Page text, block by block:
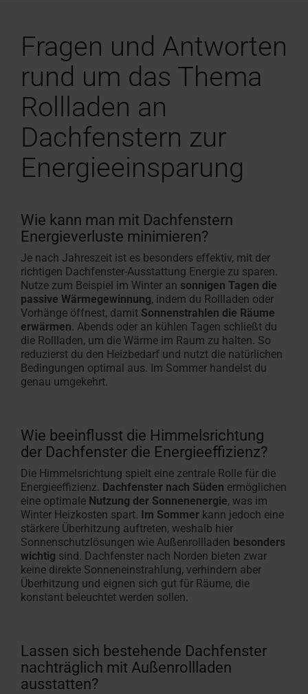
Fragen und Antworten
rund um das Thema
Rollladen an
Dachfenstern zur
Energieeinsparung
Wie kann man mit Dachfenstern
Energieverluste minimieren?
Je nach Jahreszeit ist es besonders effektiv, mit der
richtigen Dachfenster-Ausstattung Energie zu sparen.
Nutze zum Beispiel im Winter an sonnigen Tagen die
passive Wärmegewinnung, indem du Rollladen oder
Vorhänge öffnest, damit Sonnenstrahlen die Räume
erwärmen. Abends oder an kühlen Tagen schließt du
die Rollladen, um die Wärme im Raum zu halten. So
reduzierst du den Heizbedarf und nutzt die natürlichen
Bedingungen optimal aus. Im Sommer handelst du
genau umgekehrt.
Wie beeinflusst die Himmelsrichtung
der Dachfenster die Energieeffizienz?
Die Himmelsrichtung spielt eine zentrale Rolle für die
Energieeffizienz. Dachfenster nach Süden ermöglichen
eine optimale Nutzung der Sonnenenergie, was im
Winter Heizkosten spart. Im Sommer kann jedoch eine
stärkere Überhitzung auftreten, weshalb hier
Sonnenschutzlösungen wie Außenrollladen besonders
wichtig sind. Dachfenster nach Norden bieten zwar
keine direkte Sonneneinstrahlung, verhindern aber
Überhitzung und eignen sich gut für Räume, die
konstant beleuchtet werden sollen.
Lassen sich bestehende Dachfenster
nachträglich mit Außenrollladen
ausstatten?